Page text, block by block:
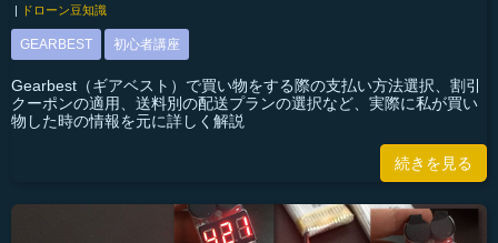
| ドローン豆知識
GEARBEST 初心者講座
Gearbest（ギアベスト）で買い物をする際の支払い方法選択、割引
クーポンの適用、送料別の配送プランの選択など、実際に私が買い
物した時の情報を元に詳しく解説
続きを見る